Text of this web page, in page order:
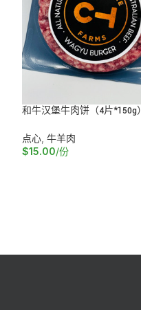
和牛汉堡牛肉饼（4片*150g）
点心 牛羊肉
$15.00/份